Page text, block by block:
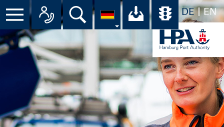
DE EN
Suche Ihr Download-